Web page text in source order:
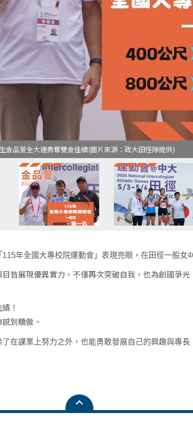
金品萱全大運勇奪雙金佳績(圖片來源：政大田徑隊提供)
115年全國大專校院運動會」表現亮眼，在田徑一般女
皆展現優異實力，不僅再次突破自我，也為創國爭光
！
到驕傲。
在課業上努力之外，也能勇敢發展自己的興趣與專